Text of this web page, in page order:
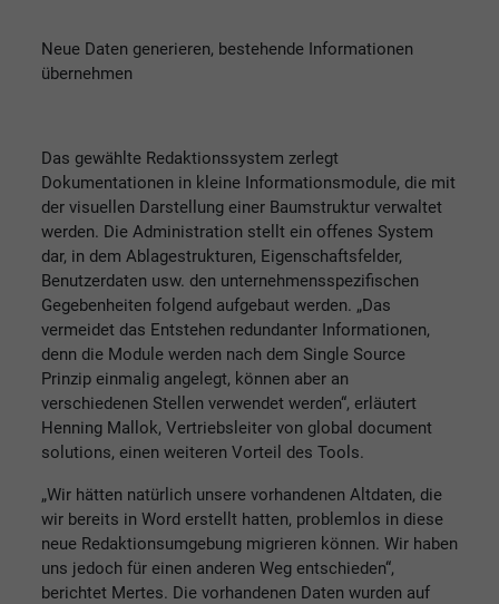
Neue Daten generieren, bestehende Informationen
übernehmen
Das gewählte Redaktionssystem zerlegt
Dokumentationen in kleine Informationsmodule, die mit
der visuellen Darstellung einer Baumstruktur verwaltet
werden. Die Administration stellt ein offenes System
dar, in dem Ablagestrukturen, Eigenschaftsfelder,
Benutzerdaten usw. den unternehmensspezifischen
Gegebenheiten folgend aufgebaut werden. „Das
vermeidet das Entstehen redundanter Informationen,
denn die Module werden nach dem Single Source
Prinzip einmalig angelegt, können aber an
verschiedenen Stellen verwendet werden“, erläutert
Henning Mallok, Vertriebsleiter von global document
solutions, einen weiteren Vorteil des Tools.
„Wir hätten natürlich unsere vorhandenen Altdaten, die
wir bereits in Word erstellt hatten, problemlos in diese
neue Redaktionsumgebung migrieren können. Wir haben
uns jedoch für einen anderen Weg entschieden“,
berichtet Mertes. Die vorhandenen Daten wurden auf